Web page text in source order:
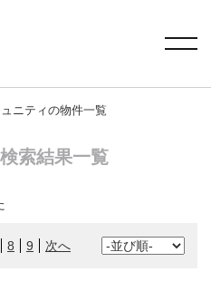
ニティの物件一覧
索結果一覧
8 9 次へ